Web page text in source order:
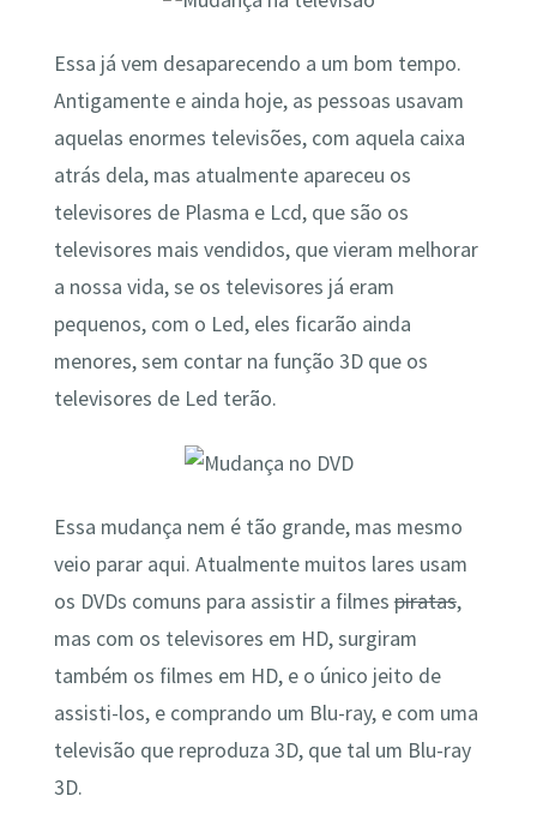
Essa já vem desaparecendo a um bom tempo.
Antigamente e ainda hoje, as pessoas usavam
aquelas enormes televisões, com aquela caixa
atrás dela, mas atualmente apareceu os
televisores de Plasma e Lcd, que são os
televisores mais vendidos, que vieram melhorar
a nossa vida, se os televisores já eram
pequenos, com o Led, eles ficarão ainda
menores, sem contar na função 3D que os
televisores de Led terão.
Essa mudança nem é tão grande, mas mesmo
veio parar aqui. Atualmente muitos lares usam
os DVDs comuns para assistir a filmespiratas,
mas com os televisores em HD, surgiram
também os filmes em HD, e o único jeito de
assisti-los, e comprando um Blu-ray, e com uma
televisão que reproduza 3D, que tal um Blu-ray
3D.